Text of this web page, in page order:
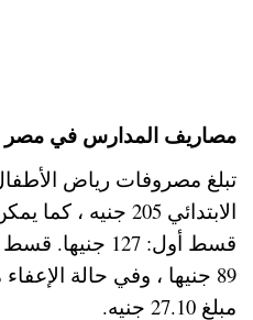
مصاريف المدارس في مصر 2026
تبلغ مصروفات رياض
الابتدائي 205
89 جنيها ، وفي حالة
مبلغ 27.10 جنيه.